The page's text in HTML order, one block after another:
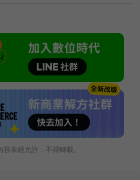
容未經允許，不得轉載。